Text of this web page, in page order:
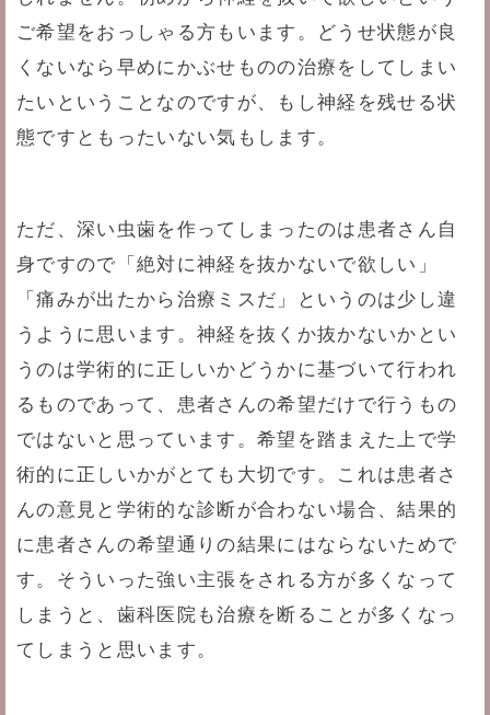
ご希望をおっしゃる方もいます。どうせ状態が良
くないなら早めにかぶせものの治療をしてしまい
たいということなのですが、もし神経を残せる状
態ですともったいない気もします。
ただ、深い虫歯を作ってしまったのは患者さん自
身ですので「絶対に神経を抜かないで欲しい」
「痛みが出たから治療ミスだ」というのは少し違
うように思います。神経を抜くか抜かないかとい
うのは学術的に正しいかどうかに基づいて行われ
るものであって、患者さんの希望だけで行うもの
ではないと思っています。希望を踏まえた上で学
術的に正しいかがとても大切です。これは患者さ
んの意見と学術的な診断が合わない場合、結果的
に患者さんの希望通りの結果にはならないためで
す。そういった強い主張をされる方が多くなって
しまうと、歯科医院も治療を断ることが多くなっ
てしまうと思います。